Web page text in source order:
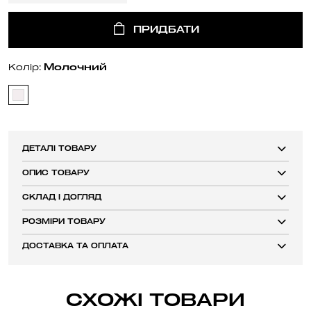
ПРИДБАТИ
Колір: Молочний
ДЕТАЛІ ТОВАРУ
ОПИС ТОВАРУ
СКЛАД І ДОГЛЯД
РОЗМІРИ ТОВАРУ
ДОСТАВКА ТА ОПЛАТА
СХОЖІ ТОВАРИ